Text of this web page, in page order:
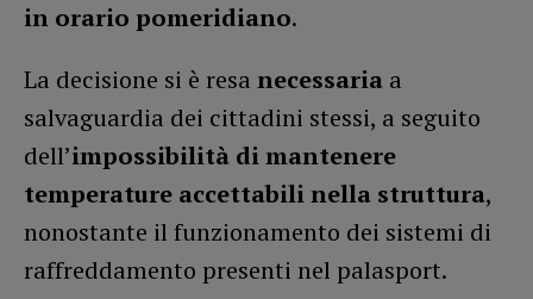
in orario pomeridiano.
La decisione si è resa necessaria a
salvaguardia dei cittadini stessi, a seguito
dell’impossibilità di mantenere
temperature accettabili nella struttura,
nonostante il funzionamento dei sistemi di
raffreddamento presenti nel palasport.